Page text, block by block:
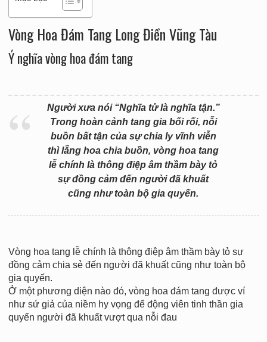
Vòng Hoa Đám Tang Long Điền Vũng Tàu
Ý nghĩa vòng hoa đám tang
Người xưa nói “Nghĩa tử là nghĩa tận.”
Trong hoàn cảnh tang gia bối rối, nỗi
buồn bất tận của sự chia ly vĩnh viễn
thì lẵng hoa chia buồn, vòng hoa tang
lễ chính là thông điệp âm thầm bày tỏ
sự đồng cảm đến người đã khuất
cũng như toàn bộ gia quyến.
Vòng hoa tang lễ chính là thông điệp âm thầm bày tỏ sự
đồng cảm chia sẻ đến người đã khuất cũng như toàn bộ
gia quyến.
Ở một phương diện nào đó, vòng hoa đám tang được ví
như sứ giả của niềm hy vọng để động viên tinh thần gia
quyến người đã khuất vượt qua nỗi đau